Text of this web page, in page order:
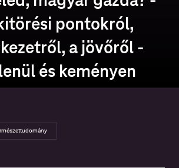
pontokról,
a jövőről -
és keményen